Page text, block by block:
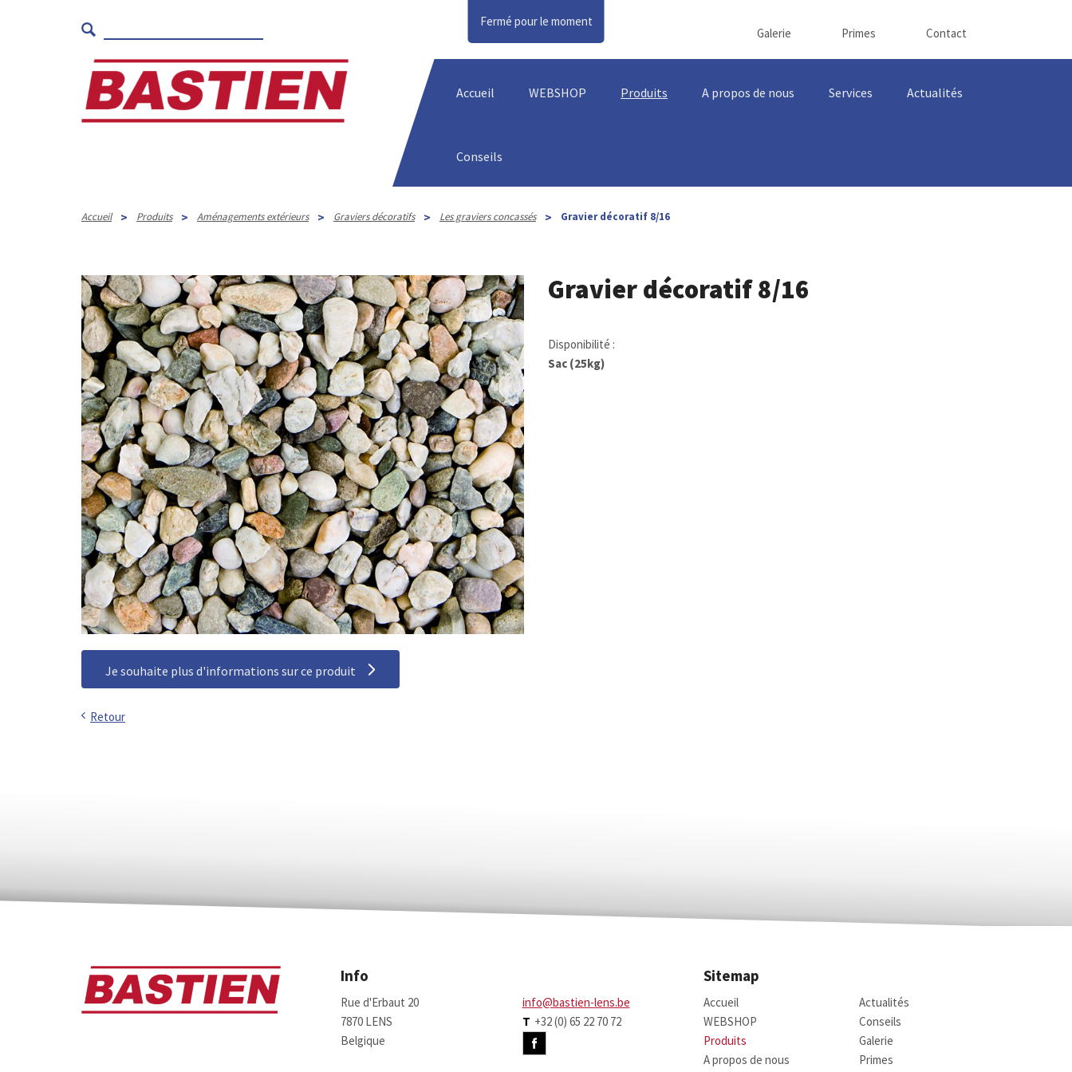
Fermé pour le moment
Galerie Primes Contact
Accueil WEBSHOP Produits A propos de nous Services Actualités
Conseils
Accueil > Produits > Aménagements extérieurs > Graviers décoratifs > Les graviers concassés > Gravier décoratif 8/16
Gravier décoratif 8/16
Disponibilité :
Sac (25kg)
Je souhaite plus d'informations sur ce produit
Retour
Info
Rue d'Erbaut 20
7870 LENS
Belgique
info@bastien-lens.be
T +32 (0) 65 22 70 72
Sitemap
Accueil
WEBSHOP
Produits
A propos de nous
Actualités
Conseils
Galerie
Primes